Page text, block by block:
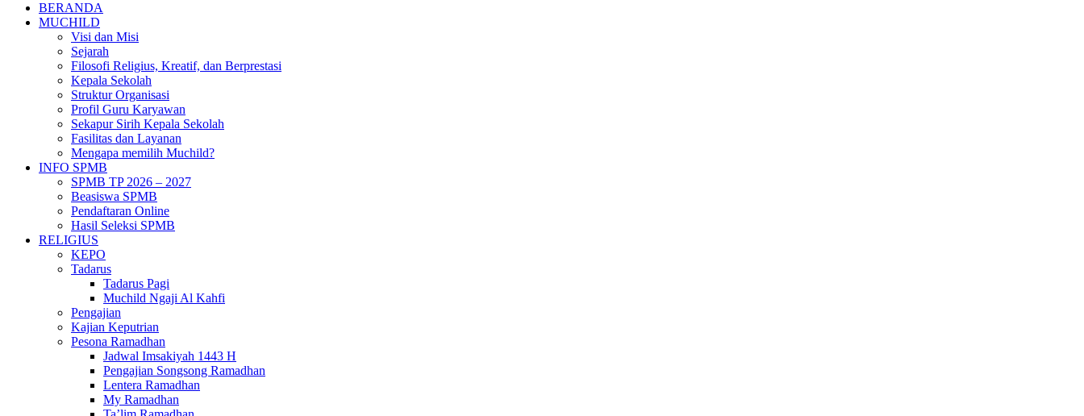
BERANDA
MUCHILD
Visi dan Misi
Sejarah
Filosofi Religius, Kreatif, dan Berprestasi
Kepala Sekolah
Struktur Organisasi
Profil Guru Karyawan
Sekapur Sirih Kepala Sekolah
Fasilitas dan Layanan
Mengapa memilih Muchild?
INFO SPMB
SPMB TP 2026 – 2027
Beasiswa SPMB
Pendaftaran Online
Hasil Seleksi SPMB
RELIGIUS
KEPO
Tadarus
Tadarus Pagi
Muchild Ngaji Al Kahfi
Pengajian
Kajian Keputrian
Pesona Ramadhan
Jadwal Imsakiyah 1443 H
Pengajian Songsong Ramadhan
Lentera Ramadhan
My Ramadhan